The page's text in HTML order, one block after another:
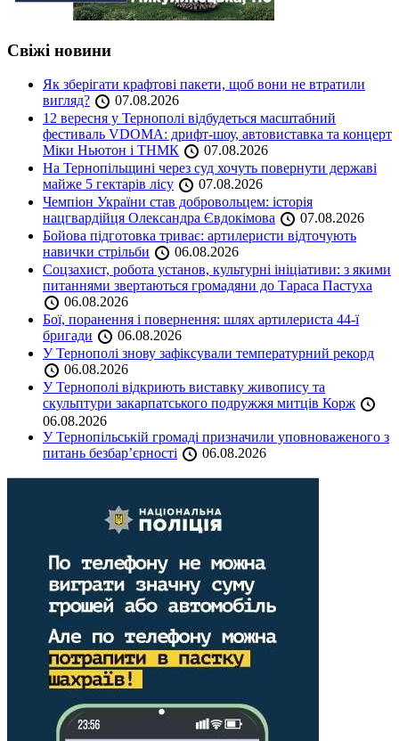
Свіжі новини
Як зберігати крафтові пакети, щоб вони не втратили
вигляд?
07.08.2026
12 вересня у Тернополі відбудеться масштабний
фестиваль VDOMA: дрифт-шоу, автовиставка та концерт
Міки Ньютон і ТНМК
07.08.2026
На Тернопільщині через суд хочуть повернути державі
майже 5 гектарів лісу
07.08.2026
Чемпіон України став добровольцем: історія
нацгвардійця Олександра Євдокімова
07.08.2026
Бойова підготовка триває: артилеристи відточують
навички стрільби
06.08.2026
Соцзахист, робота установ, культурні ініціативи: з якими
питаннями звертаються громадяни до Тараса Пастуха
06.08.2026
Бої, поранення і повернення: шлях артилериста 44-ї
бригади
06.08.2026
У Тернополі знову зафіксували температурний рекорд
06.08.2026
У Тернополі відкриють виставку живопису та
скульптури закарпатського подружжя митців Корж
06.08.2026
У Тернопільській громаді призначили уповноваженого з
питань безбар’єрності
06.08.2026